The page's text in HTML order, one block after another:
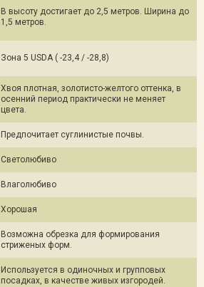
В высоту достигает до 2,5 метров. Ширина до
1,5 метров.
Зона 5 USDA ( -23,4 / -28,8)
Хвоя плотная, золотисто-желтого оттенка, в
осенний период практически не меняет
цвета.
Предпочитает суглинистые почвы.
Светолюбиво
Влаголюбиво
Хорошая
Возможна обрезка для формирования
стриженых форм.
Используется в одиночных и групповых
посадках, в качестве живых изгородей.